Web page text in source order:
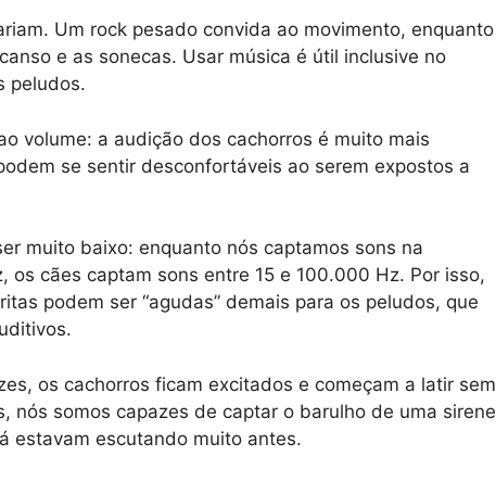
Um rock pesado convida ao movimento, enquanto
e as sonecas. Usar música é útil inclusive no
peludos.
volume: a audição dos cachorros é muito mais
se sentir desconfortáveis ao serem expostos a
muito baixo: enquanto nós captamos sons na
cães captam sons entre 15 e 100.000 Hz. Por isso,
podem ser “agudas” demais para os peludos, que
os cachorros ficam excitados e começam a latir sem
nós somos capazes de captar o barulho de uma sirene
estavam escutando muito antes.